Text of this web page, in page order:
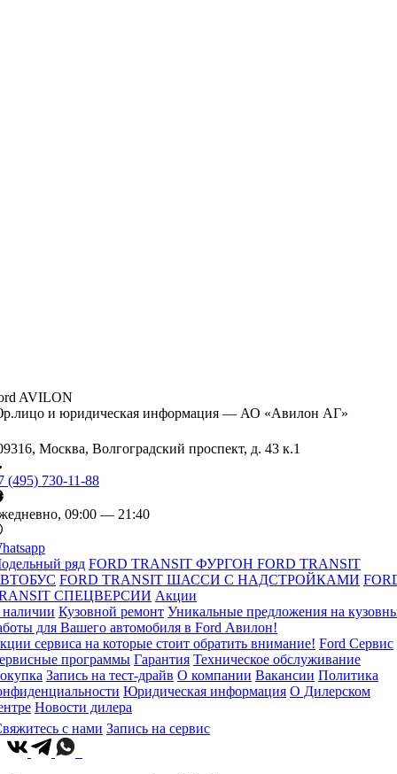
AVILON
и юридическая информация — АО «Авилон АГ»
Москва, Волгоградский проспект, д. 43 к.1
(495) 730-11-88
09:00 — 21:40
ряд FORD TRANSIT ФУРГОН FORD TRANSIT
FORD TRANSIT ШАССИ С НАДСТРОЙКАМИ
СПЕЦВЕРСИИ Акции
Кузовной ремонт Уникальные предложения на
для Вашего автомобиля в Ford Авилон!
сервиса на которые стоит обратить внимание! Ford Сервис
программы Гарантия Техническое обслуживание
Запись на тест-драйв О компании Вакансии Политика
Юридическая информация О Дилерском
Новости дилера
с нами Запись на сервис